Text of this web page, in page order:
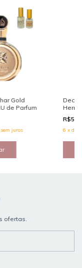
Gold
de Parfum
sem juros 6 x de
ofertas.